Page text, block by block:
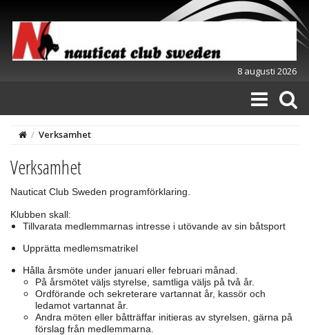
8 augusti 2026
/ Verksamhet
Verksamhet
Nauticat Club Sweden programförklaring.
Klubben skall:
Tillvarata medlemmarnas intresse i utövande av sin båtsport
Upprätta medlemsmatrikel
Hålla årsmöte under januari eller februari månad.
På årsmötet väljs styrelse, samtliga väljs på två år.
Ordförande och sekreterare vartannat år, kassör och
ledamot vartannat år.
Andra möten eller båtträffar initieras av styrelsen, gärna på
förslag från medlemmarna.